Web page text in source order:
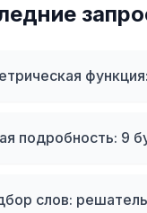
подробность: 9
слов: